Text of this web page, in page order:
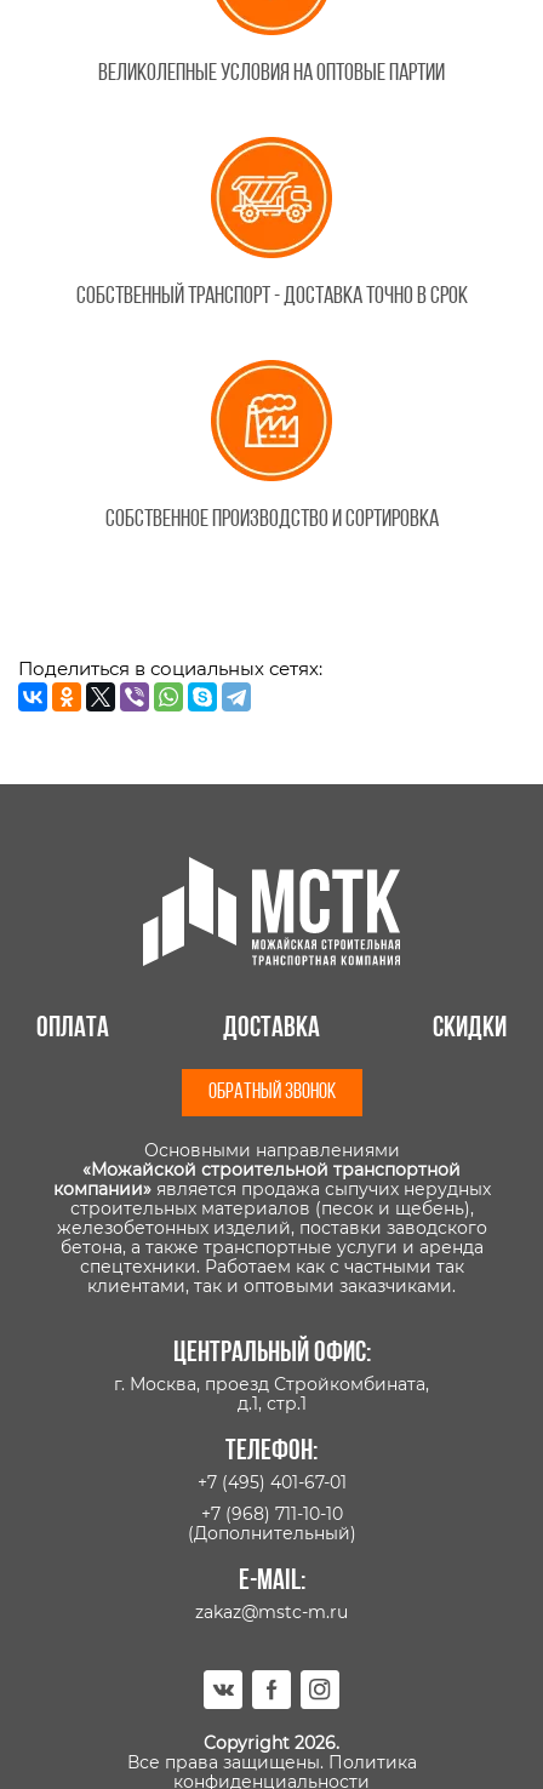
Великолепные условия на оптовые партии
Собственный транспорт - доставка точно в срок
Собственное производство и сортировка
Поделиться в социальных сетях:
Оплата Доставка Скидки
ОБРАТНЫЙ ЗВОНОК
Основными направлениями
«Можайской строительной транспортной
компании»является продажа сыпучих нерудных
строительных материалов (песок и щебень),
железобетонных изделий, поставки заводского
бетона, а также транспортные услуги и аренда
спецтехники. Работаем как с частными так
клиентами, так и оптовыми заказчиками.
Центральный офис:
г. Москва, проезд Стройкомбината,
д.1, стр.1
Телефон:
+7 (495) 401-67-01
+7 (968) 711-10-10
(Дополнительный)
E-mail:
zakaz@mstc-m.ru
Copyright 2026.
Все права защищены. Политика
конфиденциальности